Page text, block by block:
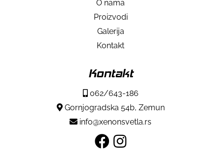
O nama
Proizvodi
Galerija
Kontakt
Kontakt
062/643-186
Gornjogradska 54b, Zemun
info@xenonsvetla.rs